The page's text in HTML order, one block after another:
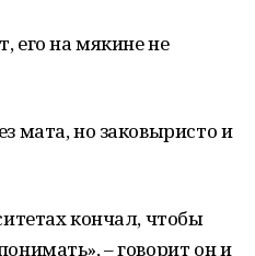
его на мякине не
мата, но заковыристо и
кончал, чтобы
– говорит он и